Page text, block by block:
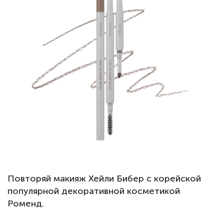
Повторяй макияж Хейли Бибер с корейской
популярной декоративной косметикой
Роменд.